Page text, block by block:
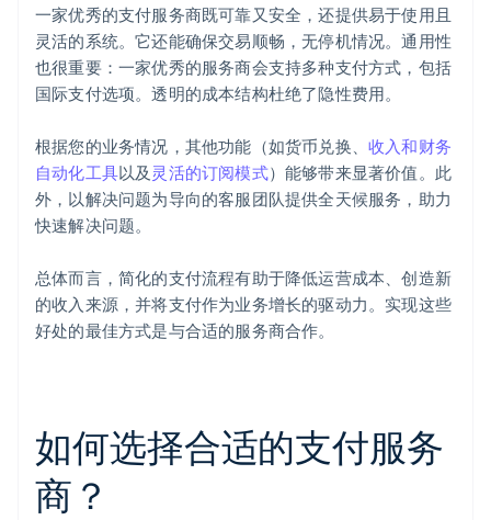
一家优秀的支付服务商既可靠又安全，还提供易于使用且
灵活的系统。它还能确保交易顺畅，无停机情况。通用性
也很重要：一家优秀的服务商会支持多种支付方式，包括
国际支付选项。透明的成本结构杜绝了隐性费用。
根据您的业务情况，其他功能（如货币兑换、 收入和财务
自动化工具以及 灵活的订阅模式）能够带来显著价值。此
外，以解决问题为导向的客服团队提供全天候服务，助力
快速解决问题。
总体而言，简化的支付流程有助于降低运营成本、创造新
的收入来源，并将支付作为业务增长的驱动力。实现这些
好处的最佳方式是与合适的服务商合作。
如何选择合适的支付服务
商？